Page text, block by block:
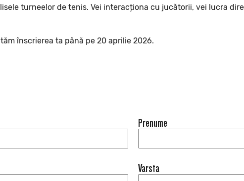
turneelor de tenis. Vei interacționa cu jucătorii, vei lucra
înscrierea ta până pe 20 aprilie 2026.
Prenume
Varsta